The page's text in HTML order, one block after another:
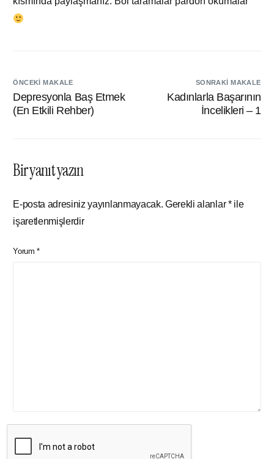
ÖNCEKI MAKALE
Depresyonla Baş Etmek
(En Etkili Rehber)
SONRAKI MAKALE
Kadınlarla Başarının
İncelikleri – 1
Bir yanıt yazın
E-posta adresiniz yayınlanmayacak. Gerekli alanlar*ile
işaretlenmişlerdir
Yorum*